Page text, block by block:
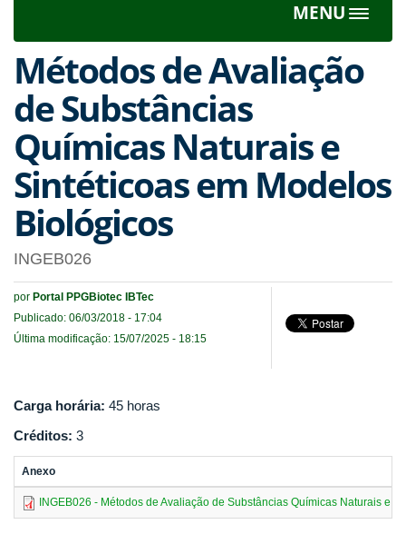
MENU
Toggle
Métodos de Avaliação
de Substâncias
Químicas Naturais e
Sintéticoas em Modelos
Biológicos
INGEB026
por Portal PPGBiotec IBTec
Publicado: 06/03/2018 - 17:04
Última modificação: 15/07/2025 - 18:15
Carga horária: 45 horas
Créditos: 3
Anexo
INGEB026 - Métodos de Avaliação de Substâncias Químicas Naturais e